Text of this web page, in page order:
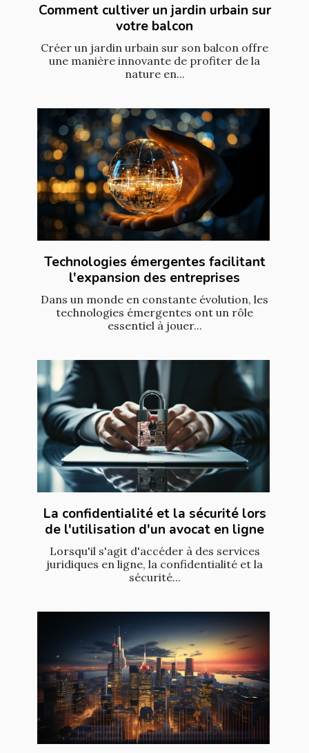
Comment cultiver un jardin urbain sur
votre balcon
Créer un jardin urbain sur son balcon offre
une manière innovante de profiter de la
nature en...
Technologies émergentes facilitant
l'expansion des entreprises
Dans un monde en constante évolution, les
technologies émergentes ont un rôle
essentiel à jouer...
La confidentialité et la sécurité lors
de l'utilisation d'un avocat en ligne
Lorsqu'il s'agit d'accéder à des services
juridiques en ligne, la confidentialité et la
sécurité...